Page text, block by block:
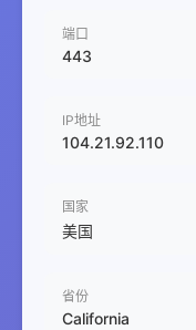
端口
443
IP地址
104.21.92.110
国家
美国
省份
California